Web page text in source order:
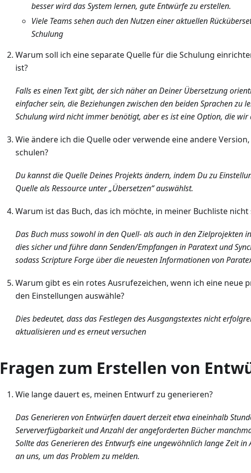
besser wird das System lernen, gute Entwürfe zu erstellen.
Viele Teams sehen auch den Nutzen einer aktuellen
Schulung
Warum soll ich eine separate Quelle für die Schulung
ist?
Falls es einen Text gibt, der sich näher an Deiner Übersetzung
einfacher sein, die Beziehungen zwischen den beiden Sprachen zu
Schulung wird nicht immer benötigt, aber es ist eine Option, die wir
Wie ändere ich die Quelle oder verwende eine andere
schulen?
Du kannst die Quelle Deines Projekts ändern, indem Du zu
Quelle als Ressource unter „Übersetzen“ auswählst.
Warum ist das Buch, das ich möchte, in meiner Buchliste nicht
Das Buch muss sowohl in den Quell- als auch in den Zielprojekten
dies sicher und führe dann Senden/Empfangen in Paratext und
sodass Scripture Forge über die neuesten Informationen von
Warum gibt es ein rotes Ausrufezeichen, wenn ich eine neue
den Einstellungen auswähle?
Dies bedeutet, dass das Festlegen des Ausgangstextes nicht
aktualisieren und es erneut versuchen
Fragen zum Erstellen von
Wie lange dauert es, meinen Entwurf zu generieren?
Das Generieren von Entwürfen dauert derzeit etwa eineinhalb
Serververfügbarkeit und Anzahl der angeforderten Bücher
Sollte das Generieren des Entwurfs eine ungewöhnlich lange Zeit
an uns, um das Problem zu melden.